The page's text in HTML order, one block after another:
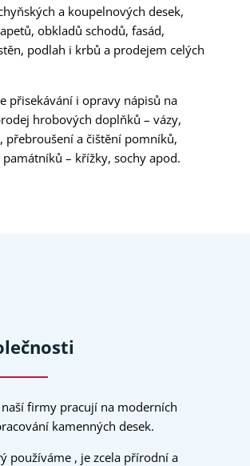
a koupelnových desek,
obkladů schodů, fasád,
podlah i krbů a prodejem celých
přisekávání i opravy nápisů na
hrobových doplňků – vázy,
přebroušení a čištění pomníků,
– křížky, sochy apod.
firmy pracují na moderních
kamenných desek.
používáme , je zcela přírodní a